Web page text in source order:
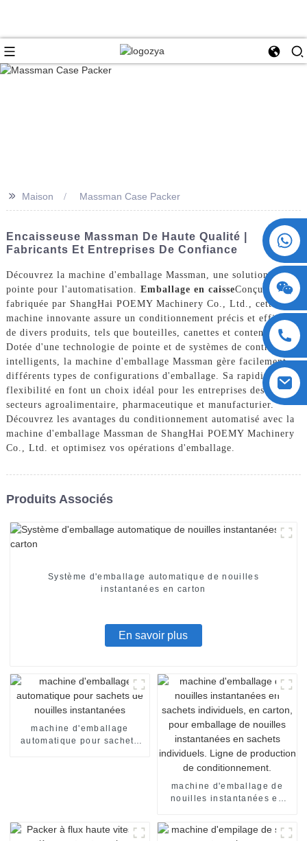
+86 15730993174
>> Maison Massman Case Packer
Encaisseuse Massman De Haute Qualité |
Fabricants Et Entreprises De Confiance
Découvrez la machine d'emballage Massman, une solution de
pointe pour l'automatisation. Emballage en caisseConçue et
fabriquée par ShangHai POEMY Machinery Co., Ltd., cette
machine innovante assure un conditionnement précis et efficace
de divers produits, tels que bouteilles, canettes et conteneurs.
Dotée d'une technologie de pointe et de systèmes de contrôle
intelligents, la machine d'emballage Massman gère facilement
différents types de configurations d'emballage. Sa rapidité et sa
flexibilité en font un choix idéal pour les entreprises des
secteurs agroalimentaire, pharmaceutique et manufacturier.
Découvrez les avantages du conditionnement automatisé avec la
machine d'emballage Massman de ShangHai POEMY Machinery
Co., Ltd. et optimisez vos opérations d'emballage.
Produits Associés
Système d'emballage automatique de nouilles
instantanées en carton
En savoir plus
machine d'emballage
automatique pour sachets
machine d'emballage de
nouilles instantanées en
carton, pour emballage de
nouilles instantanées en